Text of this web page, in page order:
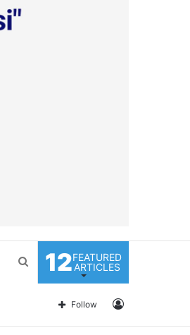
12FEATURED
ARTICLES
Search
Log
Follow